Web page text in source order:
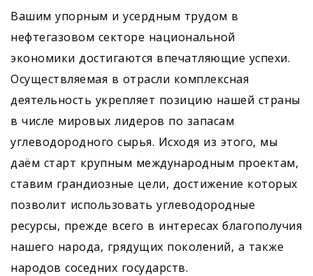
Вашим упорным и усердным трудом в
нефтегазовом секторе национальной
экономики достигаются впечатляющие успехи.
Осуществляемая в отрасли комплексная
деятельность укрепляет позицию нашей страны
в числе мировых лидеров по запасам
углеводородного сырья. Исходя из этого, мы
даём старт крупным международным проектам,
ставим грандиозные цели, достижение которых
позволит использовать углеводородные
ресурсы, прежде всего в интересах благополучия
нашего народа, грядущих поколений, а также
народов соседних государств.